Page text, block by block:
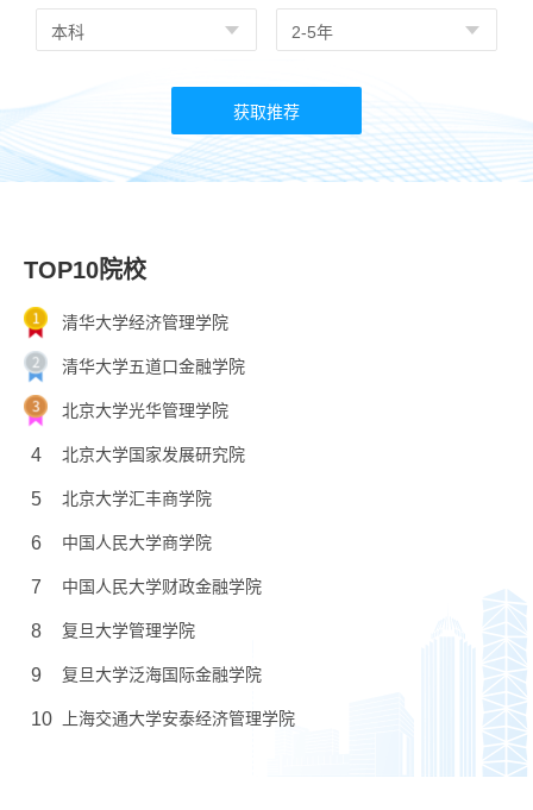
TOP10院校
清华大学经济管理学院
清华大学五道口金融学院
北京大学光华管理学院
4 北京大学国家发展研究院
5 北京大学汇丰商学院
6 中国人民大学商学院
7 中国人民大学财政金融学院
8 复旦大学管理学院
9 复旦大学泛海国际金融学院
10 上海交通大学安泰经济管理学院